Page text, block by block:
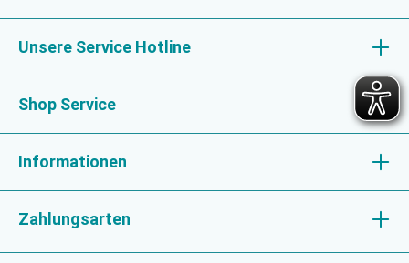
Unsere Service Hotline
Shop Service
Informationen
Zahlungsarten